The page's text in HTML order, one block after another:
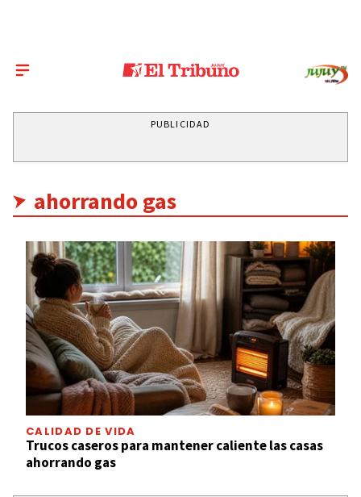
PUBLICIDAD
ahorrando gas
CALIDAD DE VIDA
Trucos caseros para mantener caliente las casas
ahorrando gas